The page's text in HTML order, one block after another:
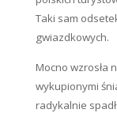
Taki sam
gwiazdkowych.
Mocno wzrosła
wykupionymi
radykalnie